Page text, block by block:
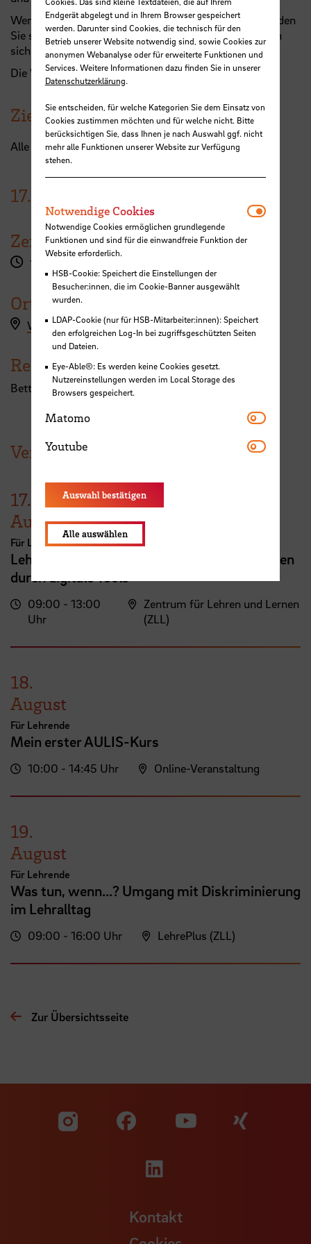
Wenn Sie an der ganzen Reihe teilnehmen wollen, melden
Sie sich für alle drei Workshops separat an. Sie können
sich aber auch nur für einen Workshop anmelden.
Die Workshops werden regelmäßig wiederholt.
Zielgruppe
Alle Studierenden der Hochschule Bremen
17.
Zeit
16:30 - 19:45 Uhr
Ort
Workshopanmeldung hier
Referent:in
Bettina Enghardt und Tanja Müller
Veranstaltungen der HSB
17.
August
Für Lehrende
Lehrveranstaltungsplanung mit KI. Zeit sparen
durch digitale Tools
09:00 - 13:00
Uhr
Zentrum für Lehren und Lernen
(ZLL)
18.
August
Für Lehrende
Mein erster AULIS-Kurs
10:00 - 14:45 Uhr Online-Veranstaltung
19.
August
Für Lehrende
Was tun, wenn...? Umgang mit Diskriminierung
im Lehralltag
09:00 - 16:00 Uhr LehrePlus (ZLL)
Zur Übersichtsseite
Zu unserer Facebook
Zu
Zu unserer
Kontakt
Endgerät abgelegt und in Ihrem Browser gespeichert
werden. Darunter sind Cookies, die technisch für den
Betrieb unserer Website notwendig sind, sowie Cookies zur
anonymen Webanalyse oder für erweiterte Funktionen und
Services. Weitere Informationen dazu finden Sie in unserer
Datenschutzerklärung.
Sie entscheiden, für welche Kategorien Sie dem Einsatz von
Cookies zustimmen möchten und für welche nicht. Bitte
berücksichtigen Sie, dass Ihnen je nach Auswahl ggf. nicht
mehr alle Funktionen unserer Website zur Verfügung
stehen.
Notwendige Cookies
Notwendige Cookies ermöglichen grundlegende
Funktionen und sind für die einwandfreie Funktion der
Website erforderlich.
HSB-Cookie: Speichert die Einstellungen der
Besucher:innen, die im Cookie-Banner ausgewählt
wurden.
LDAP-Cookie (nur für HSB-Mitarbeiter:innen): Speichert
den erfolgreichen Log-In bei zugriffsgeschützten Seiten
und Dateien.
Eye-Able®: Es werden keine Cookies gesetzt.
Nutzereinstellungen werden im Local Storage des
Browsers gespeichert.
Matomo Matomo
Youtube Youtube
Auswahl bestätigen
Alle auswählen